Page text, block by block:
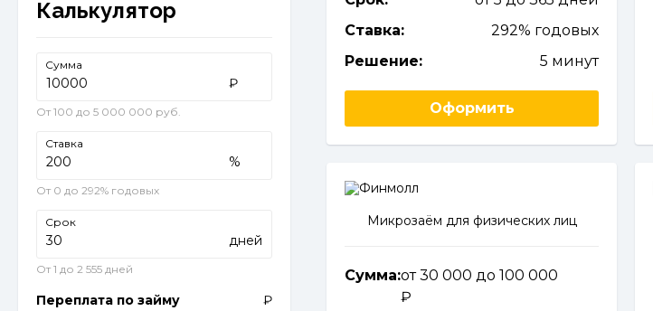
Калькулятор
Сумма
₽
От 100 до 5 000 000 руб.
Ставка
%
От 0 до 292% годовых
Срок
дней
От 1 до 2 555 дней
Переплата по займу
Ставка:
292% годовых
Решение:
5 минут
Оформить
Микрозаём для физических лиц
Сумма:от 30 000 до 100 000